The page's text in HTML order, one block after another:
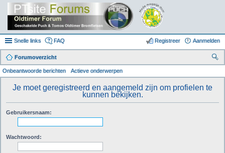
Snelle links FAQ Aanmelden
Registreer
Forumoverzicht
Onbeantwoorde berichten Actieve onderwerpen
Je moet geregistreerd en aangemeld zijn om profielen te
kunnen bekijken.
Gebruikersnaam:
Wachtwoord: